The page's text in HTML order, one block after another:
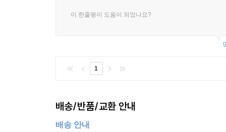
이 한줄평이 도움이 되었나요?
1
배송/반품/교환 안내
배송 안내